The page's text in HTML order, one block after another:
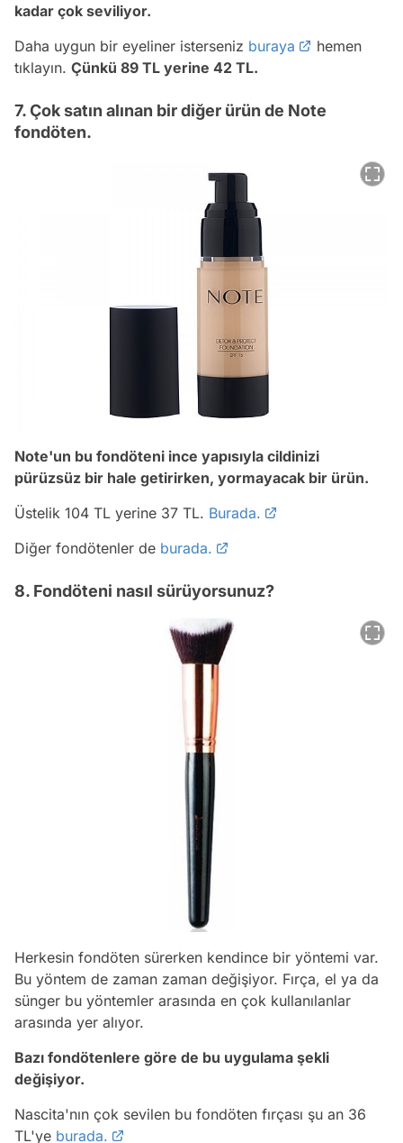
kadar çok seviliyor.
Daha uygun bir eyeliner isterseniz buraya
hemen
tıklayın. Çünkü 89 TL yerine 42 TL.
7. Çok satın alınan bir diğer ürün de Note
fondöten.
Note'un bu fondöteni ince yapısıyla cildinizi
pürüzsüz bir hale getirirken, yormayacak bir ürün.
Üstelik 104 TL yerine 37 TL. Burada.
Diğer fondötenler de burada.
8. Fondöteni nasıl sürüyorsunuz?
Herkesin fondöten sürerken kendince bir yöntemi var.
Bu yöntem de zaman zaman değişiyor. Fırça, el ya da
sünger bu yöntemler arasında en çok kullanılanlar
arasında yer alıyor.
Bazı fondötenlere göre de bu uygulama şekli
değişiyor.
Nascita'nın çok sevilen bu fondöten fırçası şu an 36
TL'ye burada.